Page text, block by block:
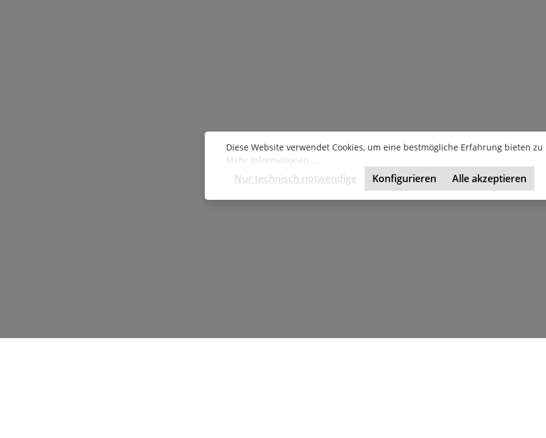
Diese Website verwendet Cookies, um eine bestmögliche Erfahrung bieten zu
Mehr Informationen ...
Nur technisch notwendige Konfigurieren Alle akzeptieren